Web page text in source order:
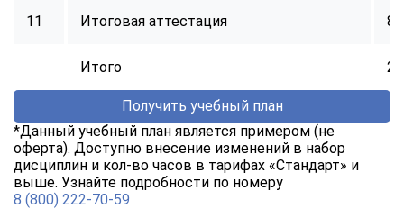
11 Итоговая аттестация 8
Итого
Получить учебный план
*Данный учебный план является примером (не
оферта). Доступно внесение изменений в набор
дисциплин и кол-во часов в тарифах «Стандарт» и
выше. Узнайте подробности по номеру
8 (800) 222-70-59